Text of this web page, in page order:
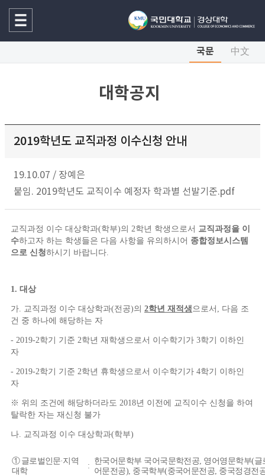
국문 中文
대학공지
2019학년도 교직과정 이수신청 안내
19.10.07 / 장예은
붙임. 2019학년도 교직이수 예정자 학과별 선발기준.pdf
교직과정 이수 대상학과(학부)의 2학년 학생으로서 교직과정을 이
수하고자 하는 학생들은 다음 사항을 유의하시어 종합정보시스템
으로 신청하시기 바랍니다.
1. 대상
가. 교직과정 이수 대상학과(전공)의 2학년 재적생으로서 , 다음 조
건 중 하나에 해당하는 자
- 2019-2학기 기준 2학년 재학생으로서 이수학기가 3학기 이하인
자
- 2019-2학기 기준 2학년 휴학생으로서 이수학기가 4학기 이하인
자
※ 위의 조건에 해당하더라도 2018년 이전에 교직이수 신청을 하여
탈락한 자는 재신청 불가
나. 교직과정 이수 대상학과(학부)
① 글로벌인문·지역
대학
:
한국어문학부 국어국문학전공, 영어영문학부(글
어문전공), 중국학부(중국어문전공, 중국정경전